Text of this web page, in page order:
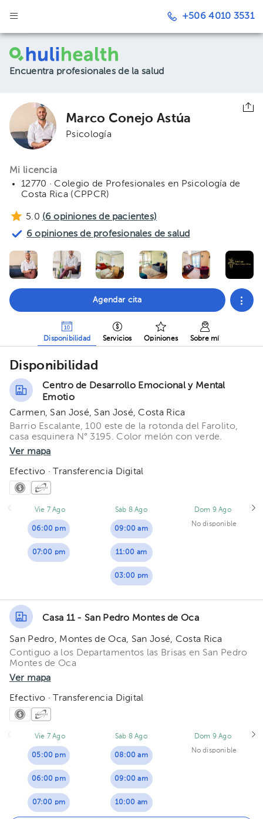
+506 4010 3531
Encuentra profesionales de la salud
Marco Conejo Astúa
Psicología
Mi licencia
12770 · Colegio de Profesionales en Psicología de
Costa Rica (CPPCR)
5.0 (6 opiniones de pacientes)
6 opiniones de profesionales de salud
Agendar cita
Disponibilidad Servicios Opiniones Sobre mí
Disponibilidad
Centro de Desarrollo Emocional y Mental
Emotio
Carmen, San José, San José, Costa Rica
Barrio Escalante, 100 este de la rotonda del Farolito,
casa esquinera N° 3195. Color melón con verde.
Ver mapa
Efectivo · Transferencia Digital
Vie 7 Ago
06:00 pm
07:00 pm
Sáb 8 Ago
09:00 am
11:00 am
03:00 pm
Dom 9 Ago
No disponible
Casa 11 - San Pedro Montes de Oca
San Pedro, Montes de Oca, San José, Costa Rica
Contiguo a los Departamentos las Brisas en San Pedro
Montes de Oca
Ver mapa
Efectivo · Transferencia Digital
Vie 7 Ago
05:00 pm
06:00 pm
07:00 pm
Sáb 8 Ago
08:00 am
09:00 am
10:00 am
Dom 9 Ago
No disponible